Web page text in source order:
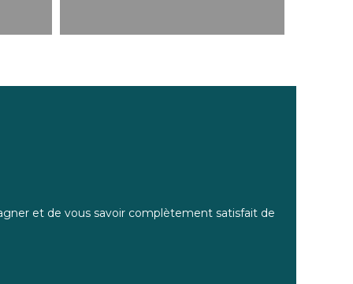
et de vous savoir complètement satisfait de